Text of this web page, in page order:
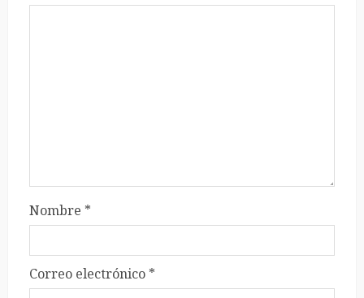
Nombre *
Correo electrónico *